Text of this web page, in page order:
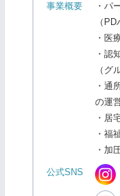
事業概要
・パ
（
・医
・認
（グ
・通
の運
・居
・福
・加
公式SNS